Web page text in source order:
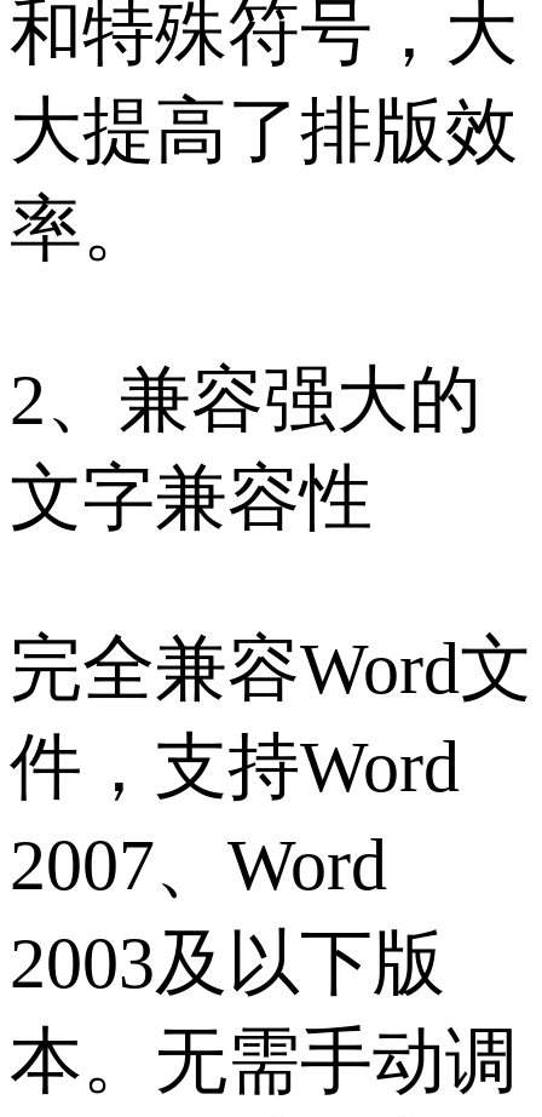
和特殊符号，大
大提高了排版效
率。
2、兼容强大的
文字兼容性
完全兼容Word文
件，支持Word
2007、Word
2003及以下版
本。无需手动调